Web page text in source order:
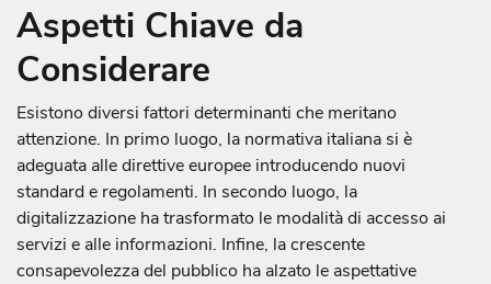
Aspetti Chiave da
Considerare
Esistono diversi fattori determinanti che meritano
attenzione. In primo luogo, la normativa italiana si è
adeguata alle direttive europee introducendo nuovi
standard e regolamenti. In secondo luogo, la
digitalizzazione ha trasformato le modalità di accesso ai
servizi e alle informazioni. Infine, la crescente
consapevolezza del pubblico ha alzato le aspettative